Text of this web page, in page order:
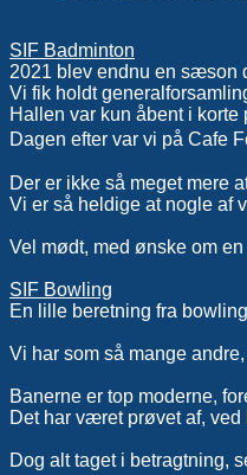
SIF Badminton
2021 blev endnu en sæson
Vi fik holdt
Hallen var kun åbent i
Dagen efter var vi på Cafe
Der er ikke så meget mere
Vi er så heldige at nogle af
Vel mødt, med ønske om
SIF Bowling
En lille beretning fra
Vi har som så mange
Banerne er top moderne,
Det har været prøvet af,
Dog alt taget i betragtning,